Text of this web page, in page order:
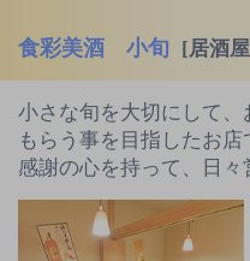
食彩美酒 小旬 [居酒
小さな旬を大切にして
もらう事を目指したお
感謝の心を持って、日